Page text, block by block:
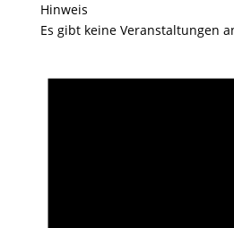
Hinweis
Es gibt keine Veranstaltungen